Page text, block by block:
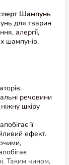
Шампунь
для тварин
алергії,
шампунів.
речовини
шкіру
її
ефект.
Таким чином,